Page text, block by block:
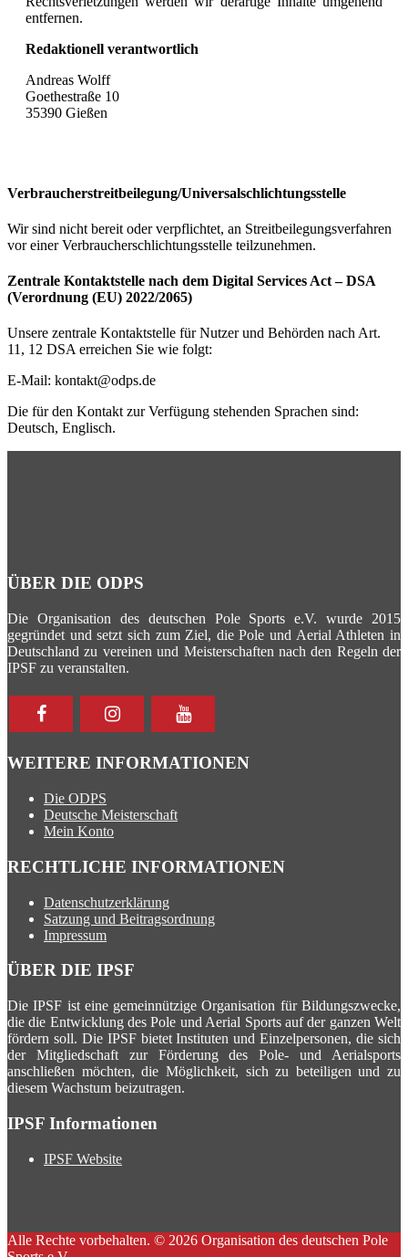
entfernen.
Redaktionell verantwortlich
Andreas Wolff
Goethestraße 10
35390 Gießen
Verbraucher­streit­beilegung/Universal­schlichtungs­stelle
Wir sind nicht bereit oder verpflichtet, an Streitbeilegungsverfahren
vor einer Verbraucherschlichtungsstelle teilzunehmen.
Zentrale Kontaktstelle nach dem Digital Services Act – DSA
(Verordnung (EU) 2022/2065)
Unsere zentrale Kontaktstelle für Nutzer und Behörden nach Art.
11, 12 DSA erreichen Sie wie folgt:
E-Mail: kontakt@odps.de
Die für den Kontakt zur Verfügung stehenden Sprachen sind:
Deutsch, Englisch.
ÜBER DIE ODPS
Die Organisation des deutschen Pole Sports e.V. wurde 2015
gegründet und setzt sich zum Ziel, die Pole und Aerial Athleten in
Deutschland zu vereinen und Meisterschaften nach den Regeln der
IPSF zu veranstalten.
WEITERE INFORMATIONEN
Die ODPS
Deutsche Meisterschaft
Mein Konto
RECHTLICHE INFORMATIONEN
Datenschutzerklärung
Satzung und Beitragsordnung
Impressum
ÜBER DIE IPSF
Die IPSF ist eine gemeinnützige Organisation für Bildungszwecke,
die die Entwicklung des Pole und Aerial Sports auf der ganzen Welt
fördern soll. Die IPSF bietet Instituten und Einzelpersonen, die sich
der Mitgliedschaft zur Förderung des Pole- und Aerialsports
anschließen möchten, die Möglichkeit, sich zu beteiligen und zu
diesem Wachstum beizutragen.
IPSF Informationen
IPSF Website
Alle Rechte vorbehalten. © 2026 Organisation des deutschen Pole